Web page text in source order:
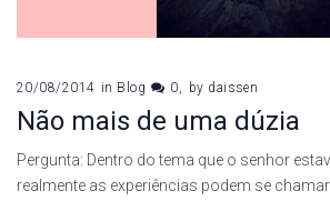
20/08/2014 in Blog 0 by daissen
Não mais de uma dúzia
Pergunta: Dentro do tema que o senhor
realmente as experiências podem se